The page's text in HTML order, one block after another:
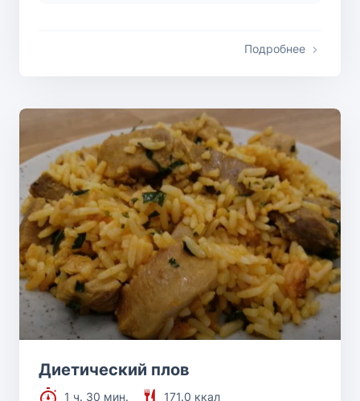
Подробнее
Диетический плов
1 ч. 30 мин.
171.0 ккал